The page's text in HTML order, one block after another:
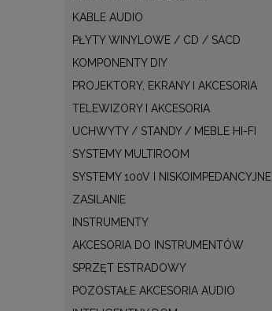
KABLE AUDIO
PŁYTY WINYLOWE / CD / SACD
KOMPONENTY DIY
PROJEKTORY, EKRANY I AKCESORIA
TELEWIZORY I AKCESORIA
UCHWYTY / STANDY / MEBLE HI-FI
SYSTEMY MULTIROOM
SYSTEMY 100V I NISKOIMPEDANCYJNE
ZASILANIE
INSTRUMENTY
AKCESORIA DO INSTRUMENTÓW
SPRZĘT ESTRADOWY
POZOSTAŁE AKCESORIA AUDIO